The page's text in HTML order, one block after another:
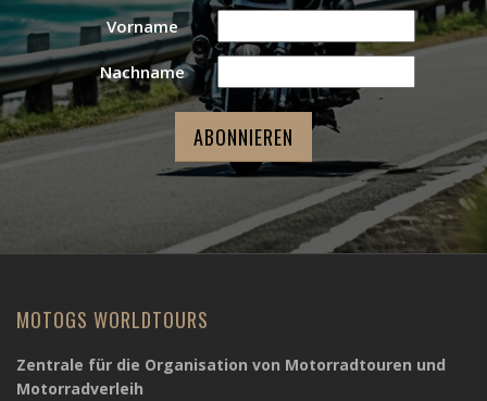
Vorname
Nachname
MOTOGS WORLDTOURS
Zentrale für die Organisation von Motorradtouren und
Motorradverleih